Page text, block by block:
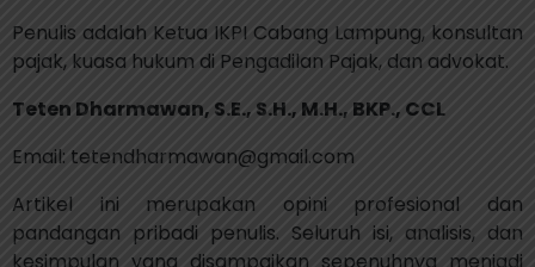
Penulis adalah Ketua IKPI Cabang Lampung, konsultan
pajak, kuasa hukum di Pengadilan Pajak, dan advokat.
Teten Dharmawan, S.E., S.H., M.H., BKP., CCL
Email: tetendharmawan@gmail.com
Artikel ini merupakan opini profesional dan
pandangan pribadi penulis. Seluruh isi, analisis, dan
kesimpulan yang disampaikan sepenuhnya menjadi